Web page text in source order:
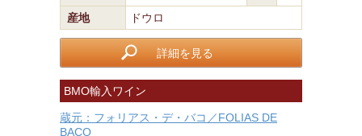
産地
ドウロ
詳細を見る
BMO輸入ワイン
蔵元：フォリアス・デ・バコ／FOLIAS DE
BACO